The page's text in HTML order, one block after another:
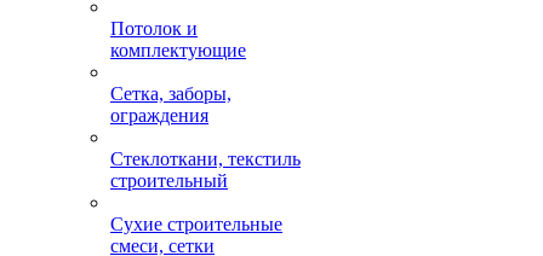
Потолок и
комплектующие
Сетка, заборы,
ограждения
Стеклоткани, текстиль
строительный
Сухие строительные
смеси, сетки